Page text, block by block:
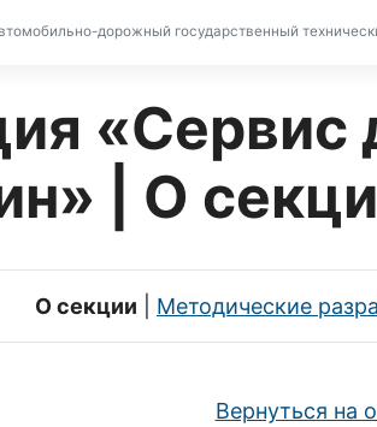
дорожный государственный
«Сервис
| О
О секции Методические
Вернуться на